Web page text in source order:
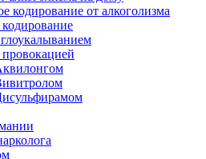
кодирование от алкоголизма